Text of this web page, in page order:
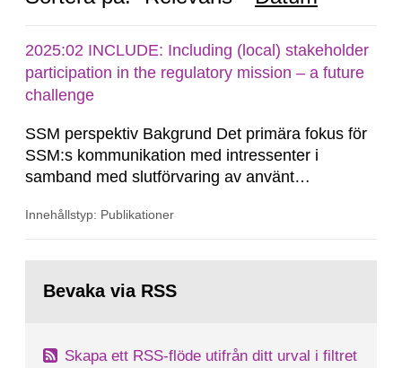
2025:02 INCLUDE: Including (local) stakeholder
participation in the regulatory mission – a future
challenge
SSM perspektiv Bakgrund Det primära fokus för
SSM:s kommunikation med intressenter i
samband med slutförvaring av använt
legat på formella samrådsprocesser kring den
tillståndsansökningar enligt kärntekniklagen.
Innehållstyp: Publikationer
sida:Bevaka via RSS
Skapa ett RSS-flöde utifrån ditt urval i filtret